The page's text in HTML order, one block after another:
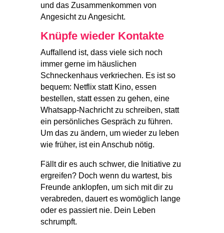
und das Zusammenkommen von
Angesicht zu Angesicht.
Knüpfe wieder Kontakte
Auffallend ist, dass viele sich noch
immer gerne im häuslichen
Schneckenhaus verkriechen. Es ist so
bequem: Netflix statt Kino, essen
bestellen, statt essen zu gehen, eine
Whatsapp-Nachricht zu schreiben, statt
ein persönliches Gespräch zu führen.
Um das zu ändern, um wieder zu leben
wie früher, ist ein Anschub nötig.
Fällt dir es auch schwer, die Initiative zu
ergreifen? Doch wenn du wartest, bis
Freunde anklopfen, um sich mit dir zu
verabreden, dauert es womöglich lange
oder es passiert nie. Dein Leben
schrumpft.